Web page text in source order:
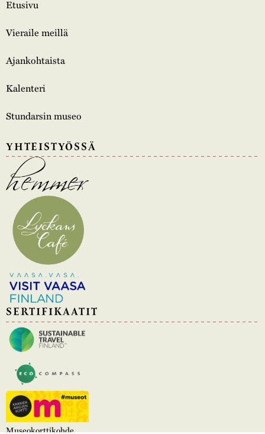
Etusivu
Vieraile meillä
Ajankohtaista
Kalenteri
Stundarsin museo
YHTEISTYÖSSÄ
SERTIFIKAATIT
Museokorttikohde